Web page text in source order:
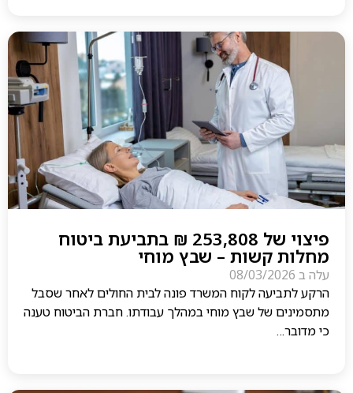
פיצוי של 253,808 ₪ בתביעת ביטוח
מחלות קשות – שבץ מוחי
עלה ב 08/03/2026
הרקע לתביעה לקוח המשרד פונה לבית החולים לאחר שסבל
מתסמינים של שבץ מוחי במהלך עבודתו. חברת הביטוח טענה
כי מדובר…